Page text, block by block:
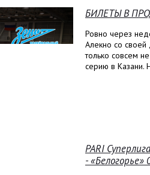
БИЛЕТЫ В
Ровно через
Алекно со своей
только совсем
серию в Казани.
PARI
- «Белогорье»